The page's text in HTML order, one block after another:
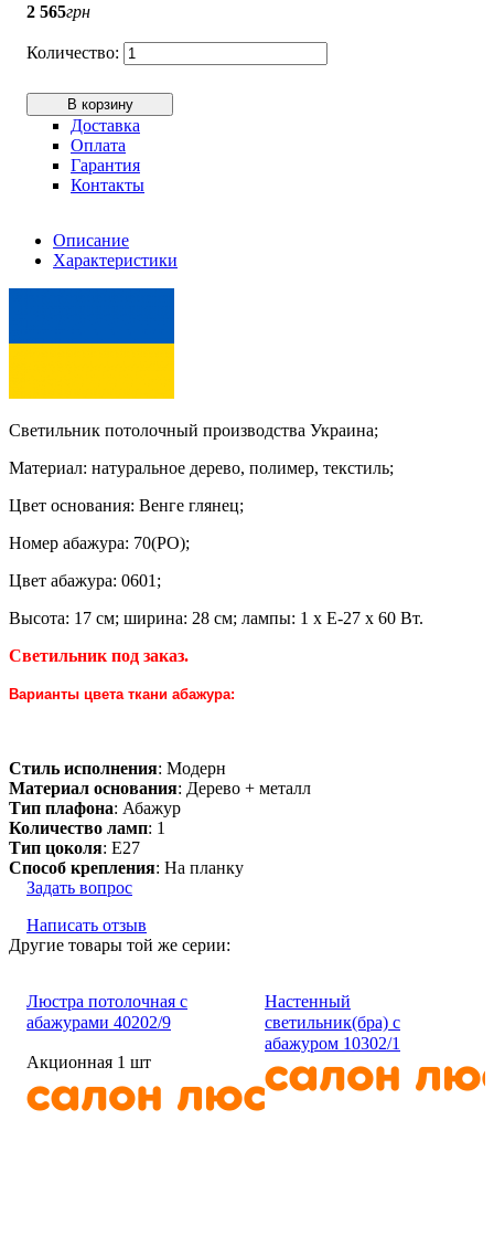
2 565грн
В корзину
Доставка
Оплата
Гарантия
Контакты
Описание
Характеристики
Светильник потолочный производства Украина;
Материал: натуральное дерево, полимер, текстиль;
Цвет основания: Венге глянец;
Номер абажура: 70(PО);
Цвет абажура: 0601;
Высота: 17 см; ширина: 28 см; лампы: 1 х Е-27 х 60 Вт.
Светильник под заказ.
Варианты цвета ткани абажура:
Стиль исполнения: Модерн
Материал основания: Дерево + металл
Тип плафона: Абажур
Количество ламп: 1
Тип цоколя: E27
Способ крепления: На планку
Задать вопрос
Написать отзыв
Другие товары той же серии:
Люстра потолочная с
абажурами 40202/9
Акционная 1 шт
Настенный
светильник(бра) с
абажуром 10302/1